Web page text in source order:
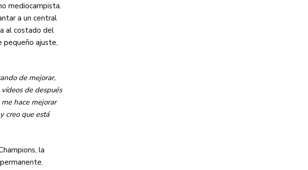
mediocampista.
a un central
al costado del
pequeño ajuste,
de mejorar,
de después
hace mejorar
creo que está
la